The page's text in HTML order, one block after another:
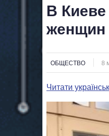
В
женщин
ОБЩЕСТВО 8
Читати